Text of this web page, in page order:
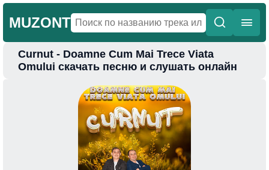
MUZONT
Главная
Curnut - Doamne Cum Mai Trece Viata
Omului скачать песню и слушать онлайн